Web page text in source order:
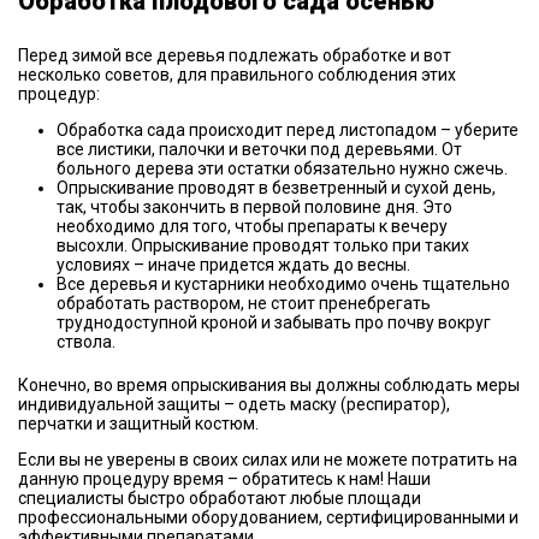
Перед зимой все деревья подлежать обработке и вот
несколько советов, для правильного соблюдения этих
процедур:
Обработка сада происходит перед листопадом – уберите
все листики, палочки и веточки под деревьями. От
больного дерева эти остатки обязательно нужно сжечь.
Опрыскивание проводят в безветренный и сухой день,
так, чтобы закончить в первой половине дня. Это
необходимо для того, чтобы препараты к вечеру
высохли. Опрыскивание проводят только при таких
условиях – иначе придется ждать до весны.
Все деревья и кустарники необходимо очень тщательно
обработать раствором, не стоит пренебрегать
труднодоступной кроной и забывать про почву вокруг
ствола.
Конечно, во время опрыскивания вы должны соблюдать меры
индивидуальной защиты – одеть маску (респиратор),
перчатки и защитный костюм.
Если вы не уверены в своих силах или не можете потратить на
данную процедуру время – обратитесь к нам! Наши
специалисты быстро обработают любые площади
профессиональными оборудованием, сертифицированными и